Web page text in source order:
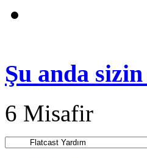
Şu anda
6 Misafir